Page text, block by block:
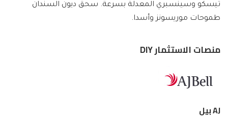
تيسكو وسينسبري المعدلة بسرعة. سحق ديون السندان
طموحات موريسونز وأسدا.
منصات الاستثمار DIY
AJ بيل